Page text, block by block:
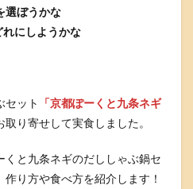
選ぼうかな
にしようかな
セット
「京都ぽーくと九条ネギ
取り寄せして実食しました。
くと九条ネギのだししゃぶ鍋セ
り方や食べ方を紹介します！